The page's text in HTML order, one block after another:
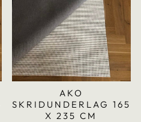
AKO
SKRIDUNDERLAG 165
X 235 CM